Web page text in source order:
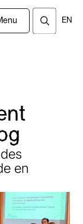
EN
en